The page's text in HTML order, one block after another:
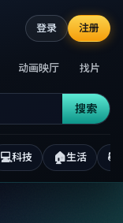
动画映厅 找片
搜索
登录 注册
💻科技 🏠生活 📚